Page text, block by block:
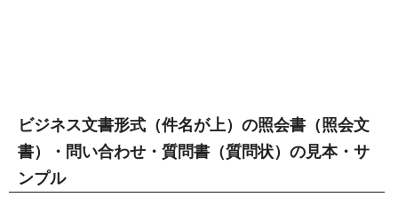
ビジネス文書形式（件名が上）の照会書（照会文
書）・問い合わせ・質問書（質問状）の見本・サ
ンプル